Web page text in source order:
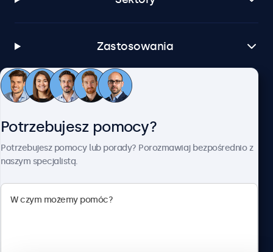
Zastosowania
Obsługa klienta
Potrzebujesz pomocy?
Potrzebujesz pomocy lub porady? Porozmawiaj bezpośrednio z
naszym specjalistą.